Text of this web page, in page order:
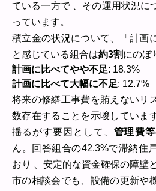
ている一方で 、その運用状況に
っています。
積立金の状況について、「計画
と感じている組合は約3割にのぼ
計画に比べてやや不足: 18.3%
計画に比べて大幅に不足: 12.7%
将来の修繕工事費を賄えないリ
数存在することを示唆していま
揺るがす要因として、管理費
ん。回答組合の42.3%で滞納住
おり 、安定的な資金確保の障壁
市の相談会でも、設備の更新や